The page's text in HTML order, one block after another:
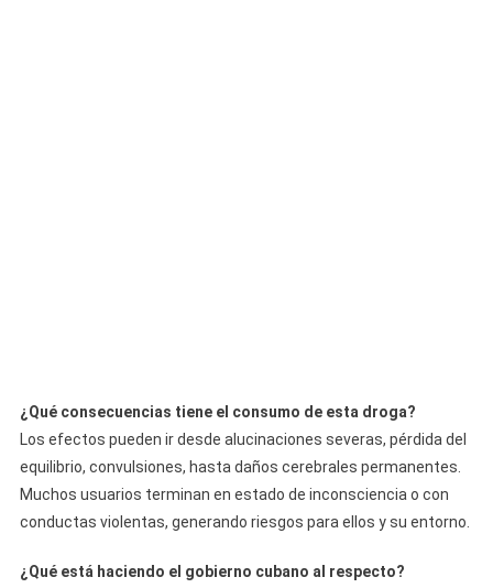
¿Qué consecuencias tiene el consumo de esta droga?
Los efectos pueden ir desde alucinaciones severas, pérdida del
equilibrio, convulsiones, hasta daños cerebrales permanentes.
Muchos usuarios terminan en estado de inconsciencia o con
conductas violentas, generando riesgos para ellos y su entorno.
¿Qué está haciendo el gobierno cubano al respecto?